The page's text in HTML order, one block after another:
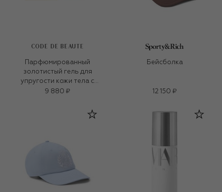
CODE DE BEAUTE
Парфюмированный
золотистый гель для
упругости кожи тела с
биоплацентой (100ml)
9 880 ₽
Бейсболка
12 150 ₽